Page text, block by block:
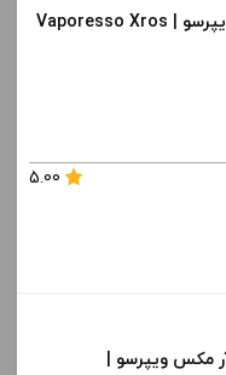
، گزینه های محصول را
پاد ماد اکسراس پرو ویپرسو | Vaporesso Xros
5.00
مکس ویپرسو |